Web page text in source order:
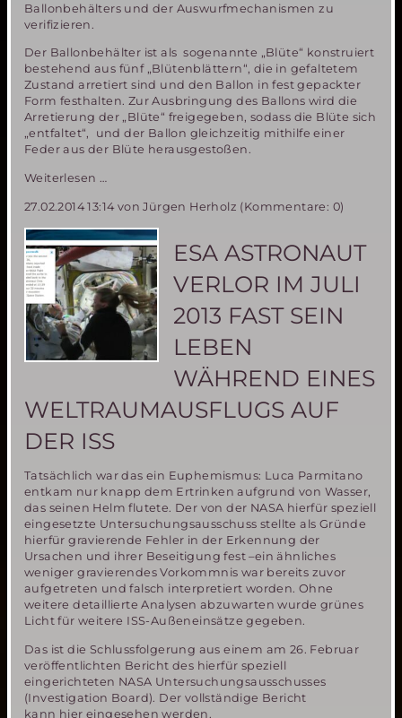
Ballonbehälters und der Auswurfmechanismen zu
verifizieren.
Der Ballonbehälter ist als sogenannte „Blüte“ konstruiert
bestehend aus fünf „Blütenblättern“, die in gefaltetem
Zustand arretiert sind und den Ballon in fest gepackter
Form festhalten. Zur Ausbringung des Ballons wird die
Arretierung der „Blüte“ freigegeben, sodass die Blüte sich
„entfaltet“, und der Ballon gleichzeitig mithilfe einer
Feder aus der Blüte herausgestoßen.
Weiterlesen …
Erfolgreicher
Test
des
Ballon-
Auswurfsystems
27.02.2014 13:14von Jürgen Herholz (Kommentare: 0)
ESA ASTRONAUT
VERLOR IM JULI
2013 FAST SEIN
LEBEN
WÄHREND EINES
WELTRAUMAUSFLUGS AUF
DER ISS
Tatsächlich war das ein Euphemismus: Luca Parmitano
entkam nur knapp dem Ertrinken aufgrund von Wasser,
das seinen Helm flutete. Der von der NASA hierfür speziell
eingesetzte Untersuchungsausschuss stellte als Gründe
hierfür gravierende Fehler in der Erkennung der
Ursachen und ihrer Beseitigung fest –ein ähnliches
weniger gravierendes Vorkommnis war bereits zuvor
aufgetreten und falsch interpretiert worden. Ohne
weitere detaillierte Analysen abzuwarten wurde grünes
Licht für weitere ISS-Außeneinsätze gegeben.
Das ist die Schlussfolgerung aus einem am 26. Februar
veröffentlichten Bericht des hierfür speziell
eingerichteten NASA Untersuchungsausschusses
(Investigation Board). Der vollständige Bericht
kann hier eingesehen werden.